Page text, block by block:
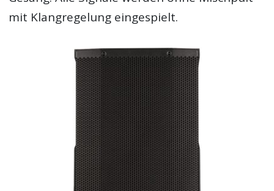
mit Klangregelung eingespielt.